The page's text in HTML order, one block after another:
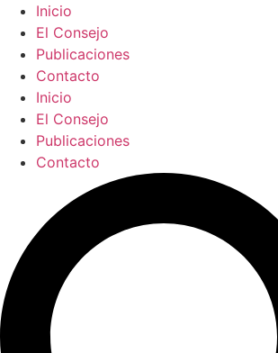
contenido
Inicio
El Consejo
Publicaciones
Contacto
Inicio
El Consejo
Publicaciones
Contacto